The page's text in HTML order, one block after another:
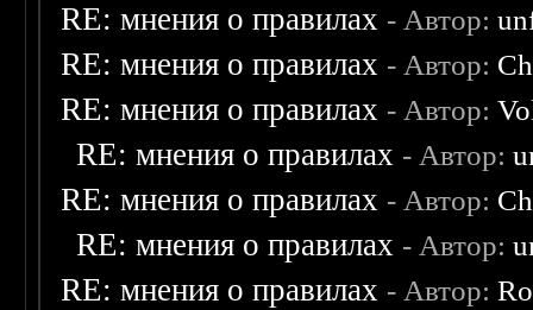
RE: мнения о правилах - Автор:
RE: мнения о правилах - Автор:
RE: мнения о правилах - Автор:
RE: мнения о правилах - Автор:
RE: мнения о правилах - Автор:
RE: мнения о правилах - Автор:
RE: мнения о правилах - Автор: